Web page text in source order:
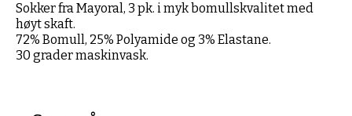
Sokker fra Mayoral, 3 pk. i myk bomullskvalitet med
høyt skaft.
72% Bomull, 25% Polyamide og 3% Elastane.
30 grader maskinvask.